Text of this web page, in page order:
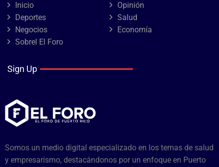
Inicio
Opinión
Deportes
Salud
Negocios
Economía
Sobrel El Foro
Sign Up
Somos un medio digital especializado en los temas de salud
y empresarismo, destacándonos por un enfoque en Puerto